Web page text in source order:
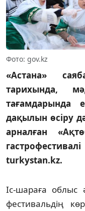
Фото: gov.kz
«Астана»
тарихында,
тағамдарында
дақылын өсіру
арналған
turkystan.kz.
Іс-шараға облыс
фестивальдің